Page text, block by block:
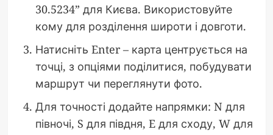
30.5234” для Києва. Використовуйте
кому для розділення широти і довготи.
Натисніть Enter – карта центрується на
точці, з опціями поділитися, побудувати
маршрут чи переглянути фото.
Для точності додайте напрямки: N для
півночі, S для півдня, E для сходу, W для